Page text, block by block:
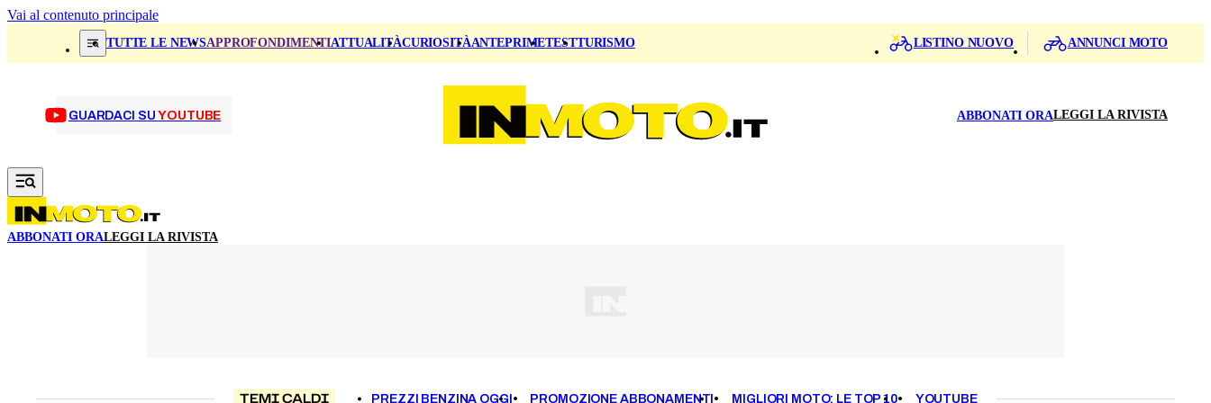
Vai al contenuto principale
TUTTE LE NEWSAPPROFONDIMENTIATTUALITÀCURIOSITÀANTEPRIMETESTTURISMO LISTINO NUOVO ANNUNCI MOTO
GUARDACI SUYOUTUBE ABBONATI ORALEGGI LA RIVISTA
ABBONATI ORALEGGI LA RIVISTA
TEMI CALDI PREZZI BENZINA OGGI PROMOZIONE ABBONAMENTI MIGLIORI MOTO: LE TOP 10 YOUTUBE